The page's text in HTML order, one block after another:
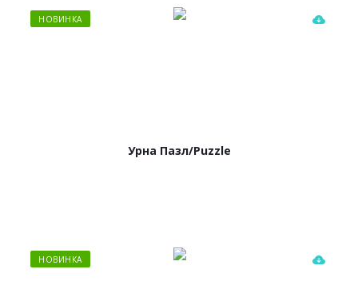
НОВИНКА
Урна Пазл/Puzzle
НОВИНКА